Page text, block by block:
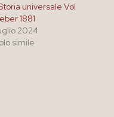
universale Vol
1881
2024
simile